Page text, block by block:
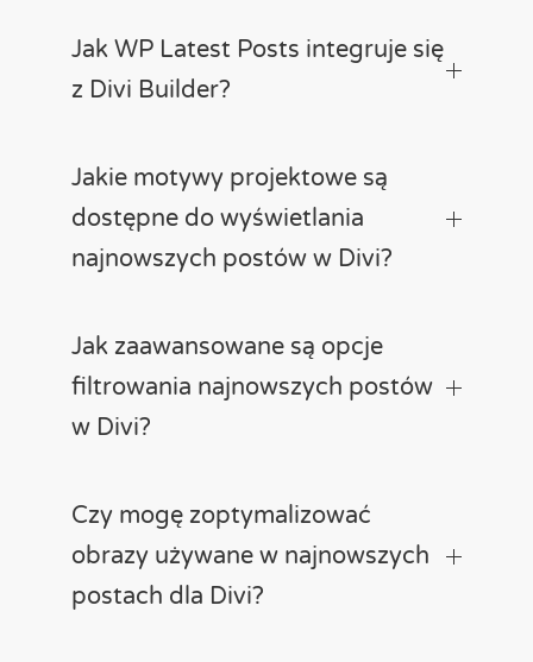
Jak WP Latest Posts integruje się
z Divi Builder?
Jakie motywy projektowe są
dostępne do wyświetlania
najnowszych postów w Divi?
Jak zaawansowane są opcje
filtrowania najnowszych postów
w Divi?
Czy mogę zoptymalizować
obrazy używane w najnowszych
postach dla Divi?